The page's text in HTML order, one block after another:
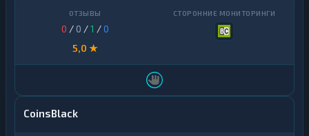
0 / 0 /1 /0
5,0 ★
CoinsBlack